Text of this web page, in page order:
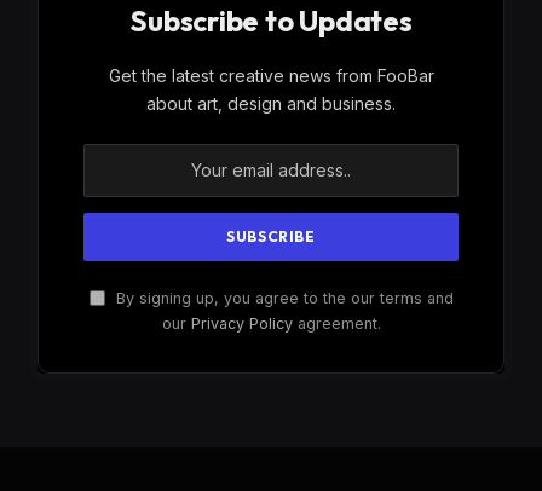
Subscribe to Updates
Get the latest creative news from FooBar
about art, design and business.
By signing up, you agree to the our terms and
our Privacy Policyagreement.